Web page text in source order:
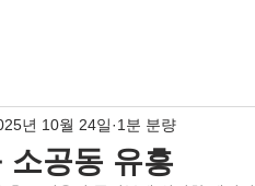
소공동 유흥
년 10월 24일 1분 분량